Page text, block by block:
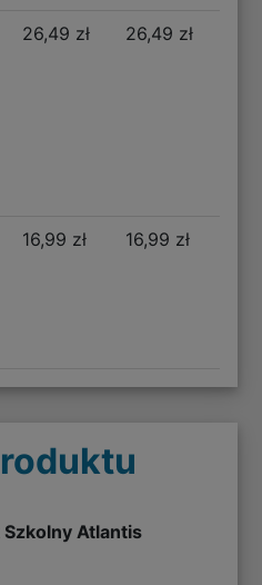
26,49 zł 26,49 zł
16,99 zł 16,99 zł
Atlantis